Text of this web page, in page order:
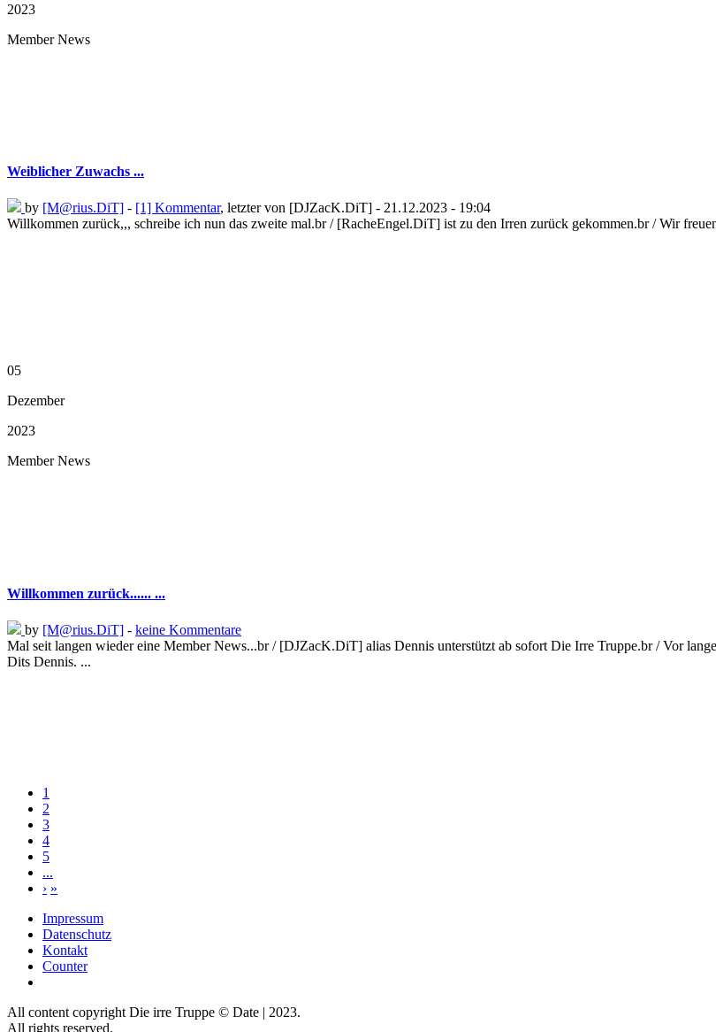
2023
Member News
Weiblicher Zuwachs ...
by [M@rius.DiT] - [1] Kommentar, letzter von [DJZacK.DiT] - 21.12.2023 - 19:04
Willkommen zurück,,, schreibe ich nun das zweite mal.br / [RacheEngel.DiT] ist zu den Irren zurück gekommen.br / Wir
05
Dezember
2023
Member News
Willkommen zurück...... ...
by [M@rius.DiT] - keine Kommentare
Mal seit langen wieder eine Member News...br / [DJZacK.DiT] alias Dennis unterstützt ab sofort Die Irre Truppe.br / Vor
Dits Dennis. ...
1
2
3
4
5
...
› »
Impressum
Datenschutz
Kontakt
Counter
All content copyright Die irre Truppe © Date | 2023.
All rights reserved.